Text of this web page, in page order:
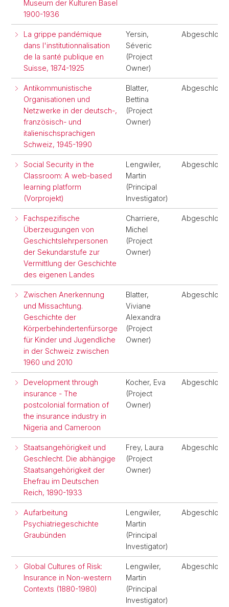
Museum der Kulturen Basel
1900-1936
La grippe pandémique
dans l'institutionnalisation
de la santé publique en
Suisse, 1874-1925
Yersin,
Séveric
(Project
Owner)
Antikommunistische
Organisationen und
Netzwerke in der deutsch-,
französisch- und
italienischsprachigen
Schweiz, 1945-1990
Blatter,
Bettina
(Project
Owner)
Social Security in the
Classroom: A web-based
learning platform
(Vorprojekt)
Lengwiler,
Martin
(Principal
Investigator)
Fachspezifische
Überzeugungen von
Geschichtslehrpersonen
der Sekundarstufe zur
Vermittlung der Geschichte
des eigenen Landes
Charriere,
Michel
(Project
Owner)
Zwischen Anerkennung
und Missachtung.
Geschichte der
Körperbehindertenfürsorge
für Kinder und Jugendliche
in der Schweiz zwischen
1960 und 2010
Blatter,
Viviane
Alexandra
(Project
Owner)
Development through
insurance - The
postcolonial formation of
the insurance industry in
Nigeria and Cameroon
Kocher, Eva
(Project
Owner)
Staatsangehörigkeit und
Geschlecht. Die abhängige
Staatsangehörigkeit der
Ehefrau im Deutschen
Reich, 1890-1933
Frey, Laura
(Project
Owner)
Aufarbeitung
Psychiatriegeschichte
Graubünden
Lengwiler,
Martin
(Principal
Investigator)
Global Cultures of Risk:
Insurance in Non-western
Contexts (1880-1980)
Lengwiler,
Martin
(Principal
Investigator)